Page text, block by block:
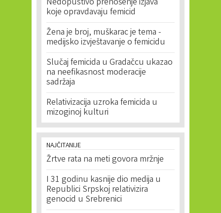
koje opravdavaju femicid
Žena je broj, muškarac je tema -
medijsko izvještavanje o femicidu
Slučaj femicida u Gradačcu ukazao
na neefikasnost moderacije
sadržaja
Relativizacija uzroka femicida u
mizoginoj kulturi
NAJČITANIJE
Žrtve rata na meti govora mržnje
I 31 godinu kasnije dio medija u
Republici Srpskoj relativizira
genocid u Srebrenici